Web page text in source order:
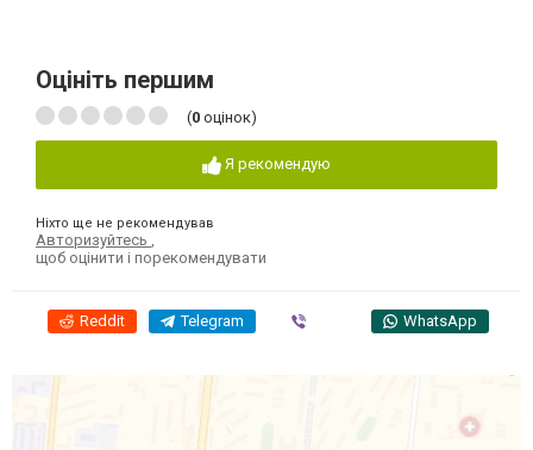
Оцініть першим
(0 оцінок)
Я рекомендую
Ніхто ще не рекомендував
Авторизуйтесь
щоб оцінити і порекомендувати
Reddit Telegram WhatsApp